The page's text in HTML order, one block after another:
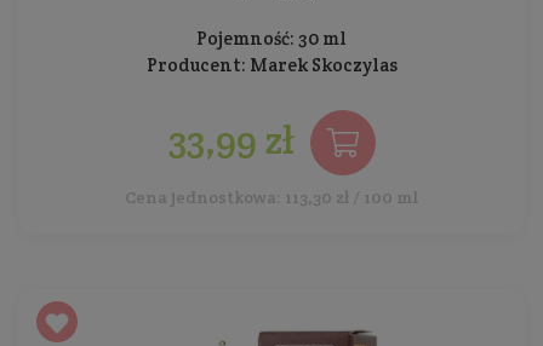
Pojemność: 30 ml
Producent: Marek Skoczylas
33,99 zł
Cena jednostkowa: 113,30 zł / 100 ml